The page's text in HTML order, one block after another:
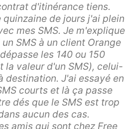
d'itinérance tiens.
quinzaine de jours j'ai plein
mes SMS. Je m'explique
SMS à un client Orange
les 140 ou 150
la valeur d'un SMS), celui-
destination. J'ai essayé en
courts et là ça passe
dés que le SMS est trop
aucun des cas.
amis qui sont chez Free